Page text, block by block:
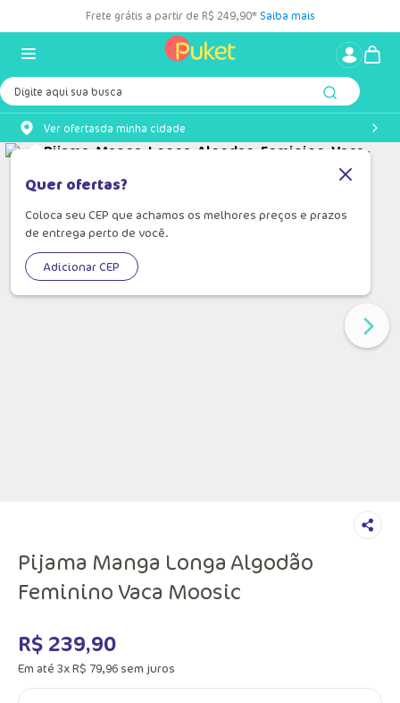
Frete grátis a partir de R$ 249,90* Saiba mais
Digite aqui sua busca
Ver ofertasda minha cidade
Quer ofertas?
Coloca seu CEP que achamos os melhores preços e prazos
de entrega perto de você.
Adicionar CEP
Pijama Manga Longa Algodão
Feminino Vaca Moosic
R$ 239,90
Em até 3xR$ 79,96 sem juros